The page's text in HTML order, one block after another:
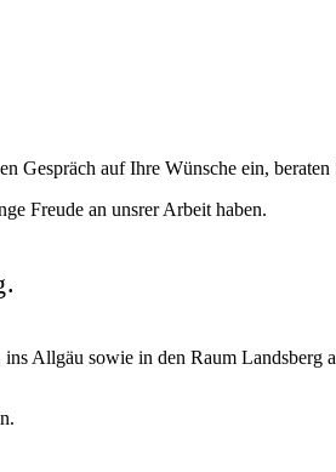
Gespräch auf Ihre Wünsche ein,
Freude an unsrer Arbeit haben.
Allgäu sowie in den Raum Landsberg